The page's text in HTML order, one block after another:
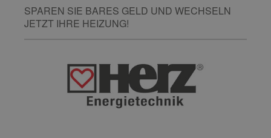
SPAREN SIE BARES GELD UND WECHSELN
JETZT IHRE HEIZUNG!